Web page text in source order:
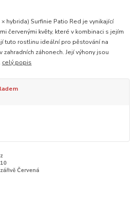
hybrida) Surfinie Patio Red je vynikající
červenými květy, které v kombinaci s jejím
tuto rostlinu ideální pro pěstování na
záhonech. Její výhony jsou
celý popis
z
10
zářivě Červená